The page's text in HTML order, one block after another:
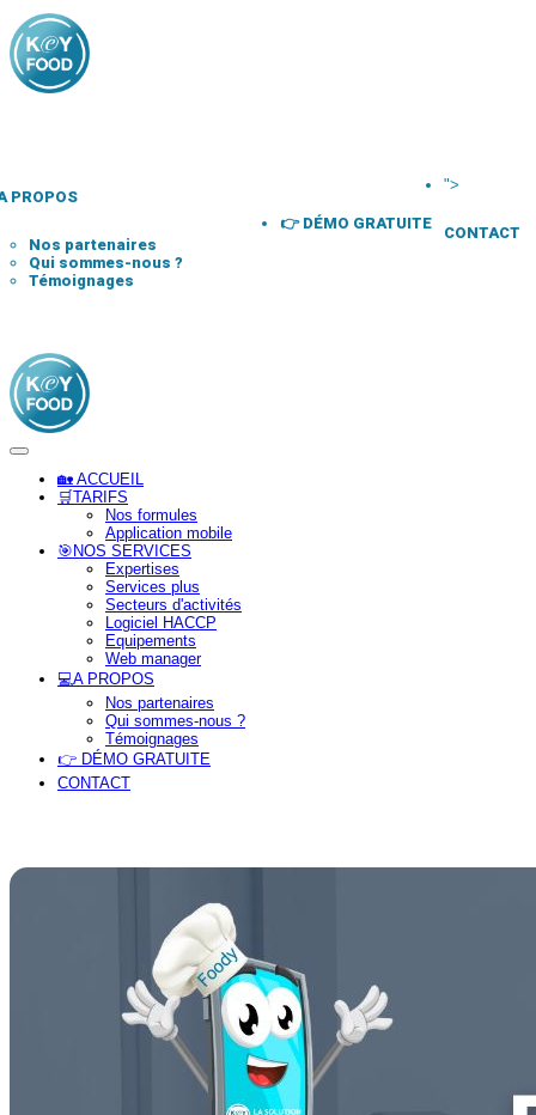
PROPOS
Nos partenaires
Qui sommes-nous ?
Témoignages
👉 DÉMO GRATUITE
">
CONTACT
🏡 ACCUEIL
🛒TARIFS
Nos formules
Application mobile
🎯NOS SERVICES
Expertises
Services plus
Secteurs d'activités
Logiciel HACCP
Equipements
Web manager
💻A PROPOS
Nos partenaires
Qui sommes-nous ?
Témoignages
👉 DÉMO GRATUITE
CONTACT